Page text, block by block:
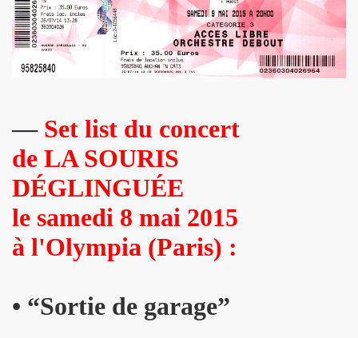
— Set list du concert
de LA SOURIS
DÉGLINGUÉE
le samedi 8 mai 2015
à l'Olympia (Paris) :
• “Sortie de garage”
Berlin"), premier concert avec public du
de JACQUES DUVALL, musique de LEONARD
(2016) de DR JOHN COOPER CLARKE et HUGH
BENJAMIN SIKSOU dans "LES SOULIERS
FRANCE le 7 decembre 2019 au Silencio (Paris) :
d'ICI PARIS : chronique detaillee.
FAMILY les 19 et 20 decembre 2019 a La
Du 16 au 22 novembre 2019 pour l expo "La fabrique